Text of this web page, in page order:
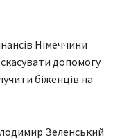
Німеччини
допомогу
біженців на
Зеленський